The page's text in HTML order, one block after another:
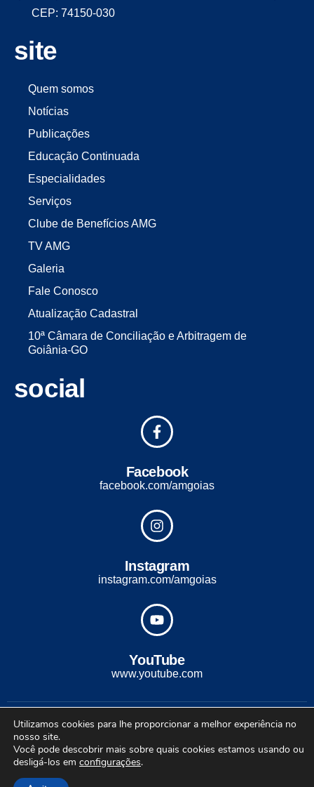
CEP: 74150-030
site
Quem somos
Notícias
Publicações
Educação Continuada
Especialidades
Serviços
Clube de Benefícios AMG
TV AMG
Galeria
Fale Conosco
Atualização Cadastral
10ª Câmara de Conciliação e Arbitragem de
Goiânia-GO
social
Facebook
facebook.com/amgoias
Instagram
instagram.com/amgoias
YouTube
www.youtube.com
Conexão Soluções Corporativas
Utilizamos cookies para lhe proporcionar a melhor experiência no
nosso site.
Você pode descobrir mais sobre quais cookies estamos usando ou
desligá-los em configurações.